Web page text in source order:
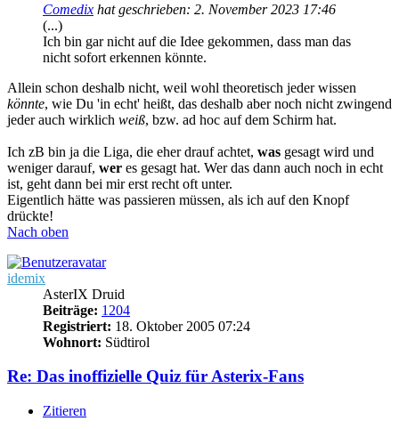
Comedix hat geschrieben: 2. November 2023 17:46
(...)
Ich bin gar nicht auf die Idee gekommen, dass man das
nicht sofort erkennen könnte.
Allein schon deshalb nicht, weil wohl theoretisch jeder wissen
könnte, wie Du 'in echt' heißt, das deshalb aber noch nicht zwingend
jeder auch wirklich weiß, bzw. ad hoc auf dem Schirm hat.
Ich zB bin ja die Liga, die eher drauf achtet, was gesagt wird und
weniger darauf, wer es gesagt hat. Wer das dann auch noch in echt
ist, geht dann bei mir erst recht oft unter.
Eigentlich hätte was passieren müssen, als ich auf den Knopf
drückte!
Nach oben
idemix
AsterIX Druid
Beiträge: 1204
Registriert: 18. Oktober 2005 07:24
Wohnort: Südtirol
Re: Das inoffizielle Quiz für Asterix-Fans
Zitieren